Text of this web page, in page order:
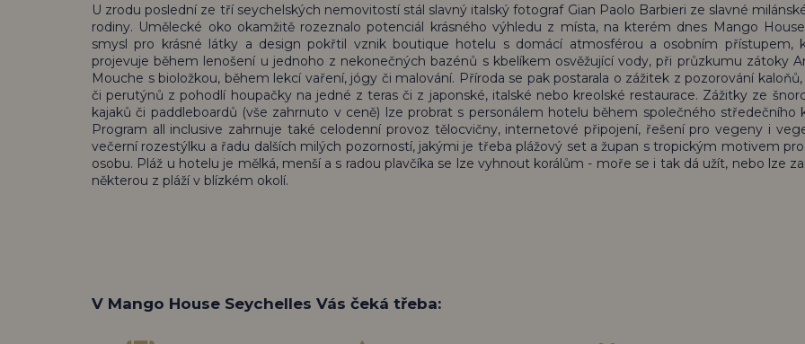
U zrodu poslední ze tří seychelských nemovitostí stál slavný italský fotograf Gian Paolo Barbieri ze slavné
rodiny. Umělecké oko okamžitě rozeznalo potenciál krásného výhledu z místa, na kterém dnes Mango
smysl pro krásné látky a design pokřtil vznik boutique hotelu s domácí atmosférou a osobním přístupem,
projevuje během lenošení u jednoho z nekonečných bazénů s kbelíkem osvěžující vody, při průzkumu zátoky
Mouche s bioložkou, během lekcí vaření, jógy či malování. Příroda se pak postarala o zážitek z pozorování
či perutýnů z pohodlí houpačky na jedné z teras či z japonské, italské nebo kreolské restaurace. Zážitky ze
kajaků či paddleboardů (vše zahrnuto v ceně) lze probrat s personálem hotelu během společného středečního
Program all inclusive zahrnuje také celodenní provoz tělocvičny, internetové připojení, řešení pro vegeny i
večerní rozestýlku a řadu dalších milých pozorností, jakými je třeba plážový set a župan s tropickým motivem
osobu. Pláž u hotelu je mělká, menší a s radou plavčíka se lze vyhnout korálům - moře se i tak dá užít, nebo lze
některou z pláží v blízkém okolí.
V Mango House Seychelles Vás čeká třeba: